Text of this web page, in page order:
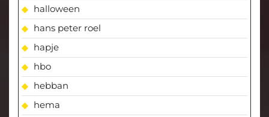
halloween
hans peter roel
hapje
hbo
hebban
hema